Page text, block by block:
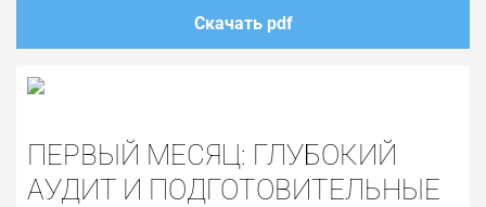
Скачать pdf
ПЕРВЫЙ МЕСЯЦ: ГЛУБОКИЙ
АУДИТ И ПОДГОТОВИТЕЛЬНЫЕ